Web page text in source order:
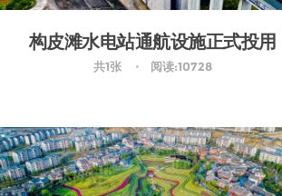
构皮滩水电站通航设施正式投用
共1张 阅读:10728